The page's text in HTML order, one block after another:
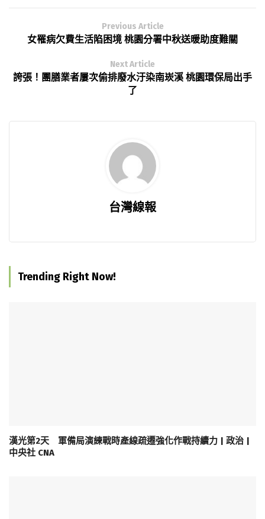
Previous Article
女罹病欠費生活陷困境 桃園分署中秋送暖助度難關
Next Article
誇張！團膳業者屢次偷排廢水汙染南崁溪 桃園環保局出手
了
台灣線報
Trending Right Now!
漢光第2天 軍備局演練戰時產線疏遷強化作戰持續力 | 政治 |
中央社 CNA